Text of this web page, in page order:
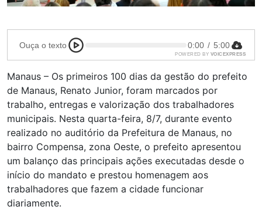
Ouça o texto 0:00 / 5:00
POWERED BY VOICEXPRESS
Manaus – Os primeiros 100 dias da gestão do prefeito
de Manaus, Renato Junior, foram marcados por
trabalho, entregas e valorização dos trabalhadores
municipais. Nesta quarta-feira, 8/7, durante evento
realizado no auditório da Prefeitura de Manaus, no
bairro Compensa, zona Oeste, o prefeito apresentou
um balanço das principais ações executadas desde o
início do mandato e prestou homenagem aos
trabalhadores que fazem a cidade funcionar
diariamente.